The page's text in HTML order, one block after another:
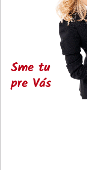
Sme tu
pre Vás